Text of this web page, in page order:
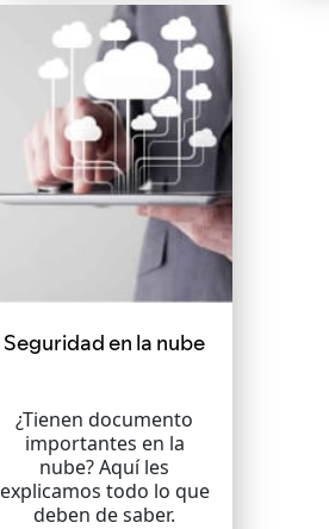
Seguridad en la nube
¿Tienen documento
importantes en la
nube? Aquí les
explicamos todo lo que
deben de saber.